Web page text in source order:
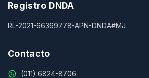
Registro DNDA
RL-2021-66369778-APN-DNDA#MJ
Contacto
(011) 6824-8706